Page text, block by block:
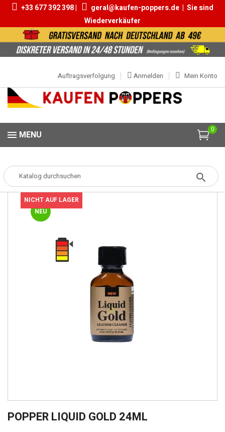
+33 677 392 398 | geral@kaufen-poppers.de | Sie sind
Wiederverkäufer
Mein Konto
Anmelden
Auftragsverfolgung
0
MENU
Popper Popper Grosse Popper Liquid Gold 24ml
NEU
NICHT AUF LAGER
POPPER LIQUID GOLD 24ML